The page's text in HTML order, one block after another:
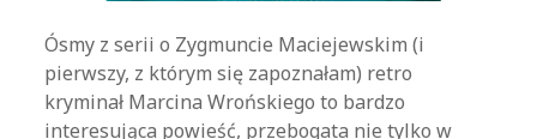
Ósmy z serii o Zygmuncie Maciejewskim (i
pierwszy, z którym się zapoznałam) retro
kryminał Marcina Wrońskiego to bardzo
interesująca powieść, przebogata nie tylko w